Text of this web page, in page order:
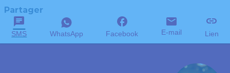
Partager
SMS WhatsApp Facebook E-mail Lien